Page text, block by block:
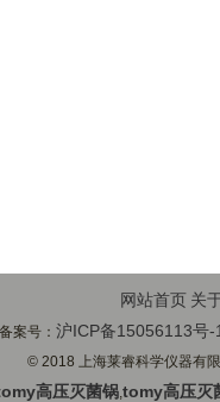
网站首页 关
备案号：沪ICP备15056113号-
© 2018 上海莱睿科学仪器有
高压灭菌锅,tomy高压灭